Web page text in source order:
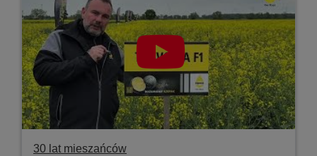
30 lat mieszańców